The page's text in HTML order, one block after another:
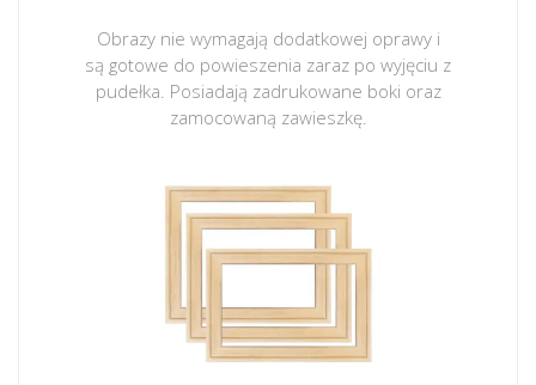
Obrazy nie wymagają dodatkowej oprawy i
są gotowe do powieszenia zaraz po wyjęciu z
pudełka. Posiadają zadrukowane boki oraz
zamocowaną zawieszkę.